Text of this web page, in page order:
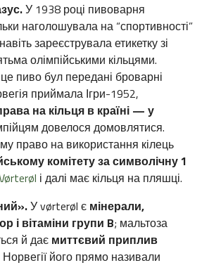
У 1938 році пивоварня
наголошувала на “спортивності”
зареєструвала етикетку зі
олімпійськими кільцями.
пиво бул передані броварні
приймала Ігри-1952,
на кільця в країні — у
довелося домовлятися.
право на використання кілець
комітету за символічну 1
і далі має кільця на пляшці.
У vørterøl є мінерали,
і вітаміни групи B; мальтоза
й дає миттєвий приплив
його прямо називали